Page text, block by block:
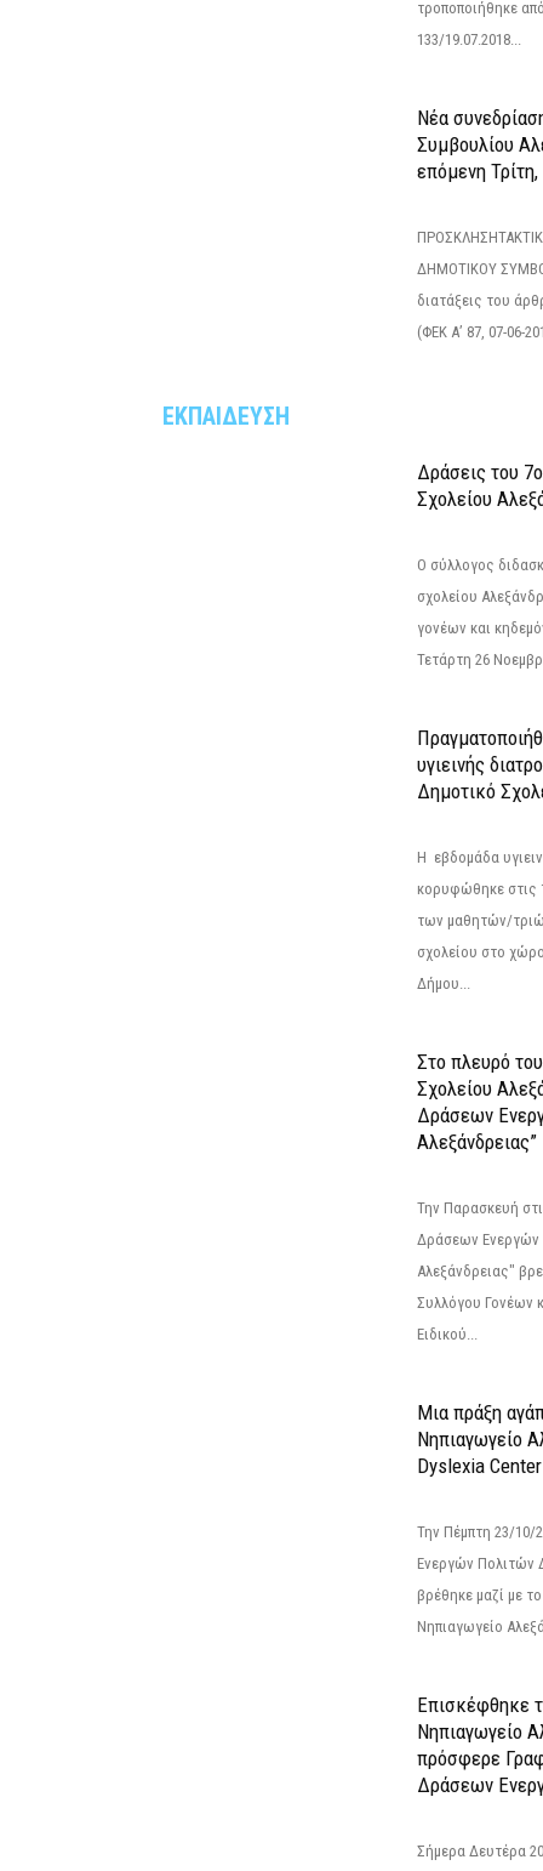
τροποποιήθηκε
133/19.07.2018...
Νέα
Συμβουλίου
επόμενη
ΔΗΜΟΤΙΚΟΥ
διατάξεις του
(ΦΕΚ Α’ 87, 07-06-
ΕΚΠΑΙΔΕΥΣΗ
Δράσεις του
Σχολείου
Ο σύλλογος
σχολείου
γονέων και
Τετάρτη 26
υγιεινής
Δημοτικό
Η εβδομάδα
κορυφώθηκε στις
των μαθητών/
σχολείου στο
Δήμου...
Στο πλευρό
Σχολείου
Δράσεων
Αλεξάνδρειας”
Την Παρασκευή
Δράσεων Ενεργών
Αλεξάνδρειας"
Συλλόγου Γονέων
Ειδικού...
Μια πράξη
Νηπιαγωγείο
Dyslexia
Την Πέμπτη 23/
Ενεργών Πολιτών
βρέθηκε μαζί με
Νηπιαγωγείο
Επισκέφθηκε
Νηπιαγωγείο
πρόσφερε
Δράσεων
Σήμερα Δευτέρα